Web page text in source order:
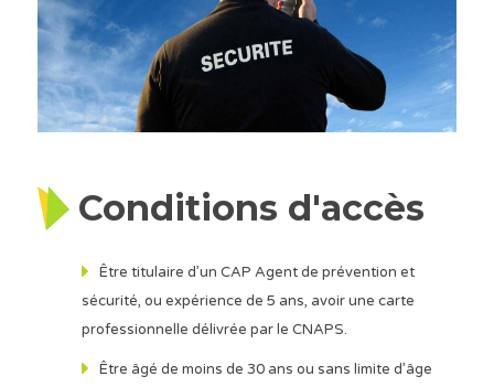
Conditions d'accès
Être titulaire d’un CAP Agent de prévention et
sécurité, ou expérience de 5 ans, avoir une carte
professionnelle délivrée par le CNAPS.
Être âgé de moins de 30 ans ou sans limite d’âge